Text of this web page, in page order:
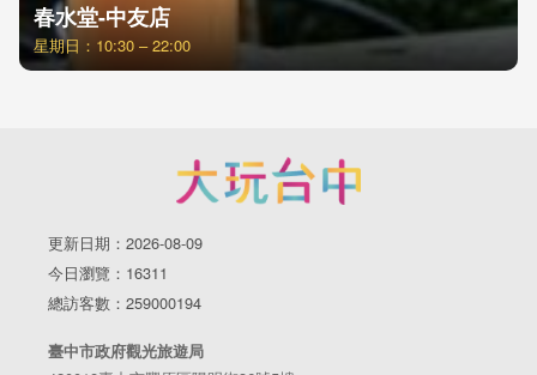
春水堂-中友店
星期日：10:30 – 22:00
更新日期：2026-08-09
今日瀏覽：16311
總訪客數：259000194
臺中市政府觀光旅遊局